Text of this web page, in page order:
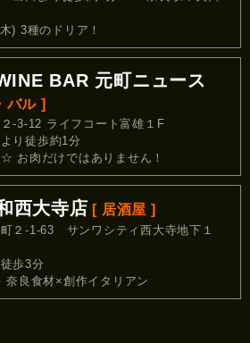
) 3種のドリア！
BAR 元町ニュース
バル ]
-3-12 ライフコート富雄１F
り徒歩約1分
お肉だけではありません！
西大寺店 [ 居酒屋 ]
２-1-63 サンワシティ西大寺地下１
歩3分
奈良食材×創作イタリアン